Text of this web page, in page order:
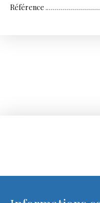
Référence